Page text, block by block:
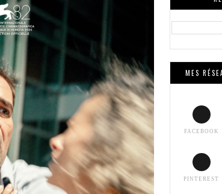
MES
FACEBOOK
PINTEREST